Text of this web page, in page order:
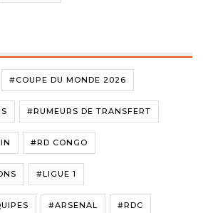
#COUPE DU MONDE 2026
#RUMEURS DE TRANSFERT
#RD CONGO
#LIGUE 1
#ARSENAL #RDC